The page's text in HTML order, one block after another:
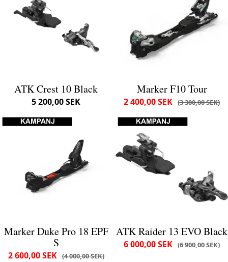
ATK Crest 10 Black
5 200,00 SEK
Marker F10 Tour
3 300,00 SEK
2 400,00 SEK
Marker Duke Pro 18 EPF
S
4 000,00 SEK
2 600,00 SEK
ATK Raider 13 EVO Black
6 900,00 SEK
6 000,00 SEK